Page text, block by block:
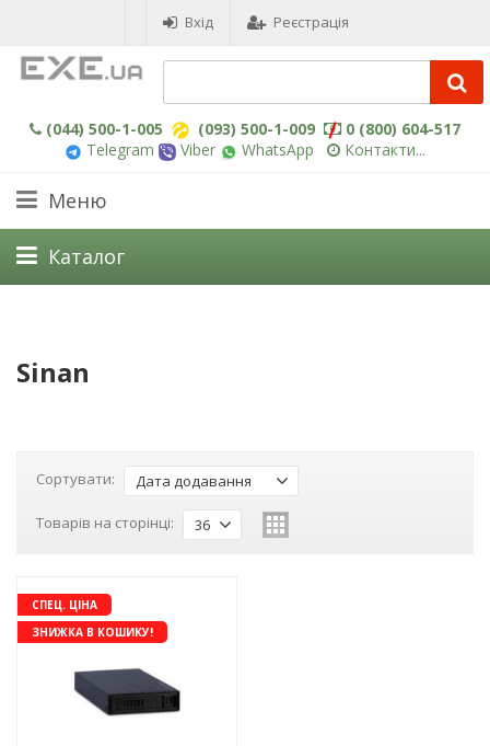
Вхід Реєстрація
(044) 500-1-005 (093) 500-1-009
0 (800) 604-517
Telegram
Viber WhatsApp Контакти...
Меню
Каталог
Sinan
Сортувати: Дата додавання
Товарів на сторінці: 36
СПЕЦ. ЦІНА
ЗНИЖКА В КОШИКУ!